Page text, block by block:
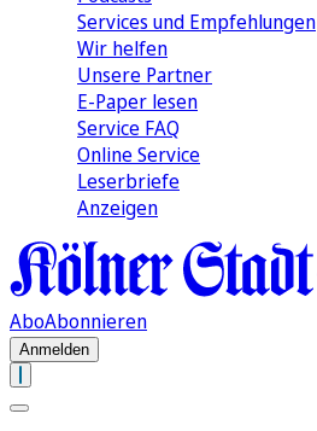
Services und Empfehlungen
Wir helfen
Unsere Partner
E-Paper lesen
Service FAQ
Online Service
Leserbriefe
Anzeigen
AboAbonnieren
Anmelden